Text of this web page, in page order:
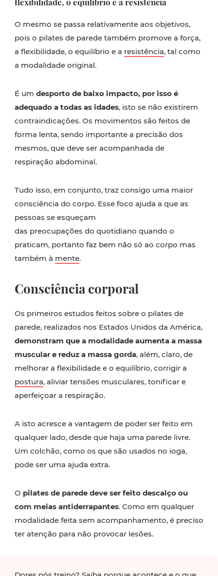
O mesmo se passa relativamente aos objetivos,
pois o pilates de parede também promove a força,
a flexibilidade, o equilíbrio e a resistência, tal como
a modalidade original.
É um desporto de baixo impacto, por isso é
adequado a todas as idades, isto se não existirem
contraindicações. Os movimentos são feitos de
forma lenta, sendo importante a precisão dos
mesmos, que deve ser acompanhada de
respiração abdominal.
Tudo isso, em conjunto, traz consigo uma maior
consciência do corpo. Esse foco ajuda a que as
pessoas se esqueçam
das preocupações do quotidiano quando o
praticam, portanto faz bem não só ao corpo mas
também à mente.
Consciência corporal
Os primeiros estudos feitos sobre o pilates de
parede, realizados nos Estados Unidos da América,
demonstram que a modalidade aumenta a massa
muscular e reduz a massa gorda, além, claro, de
melhorar a flexibilidade e o equilíbrio, corrigir a
postura, aliviar tensões musculares, tonificar e
aperfeiçoar a respiração.
A isto acresce a vantagem de poder ser feito em
qualquer lado, desde que haja uma parede livre.
Um colchão, como os que são usados no ioga,
pode ser uma ajuda extra.
O pilates de parede deve ser feito descalço ou
com meias antiderrapantes. Como em qualquer
modalidade feita sem acompanhamento, é preciso
ter atenção para não provocar lesões.